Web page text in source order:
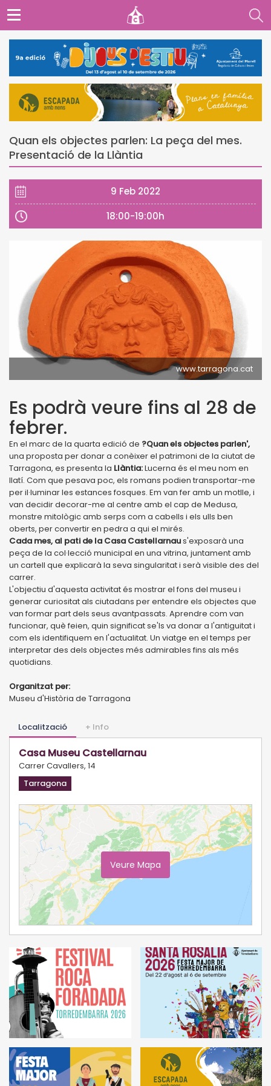
Quan els objectes parlen: La peça del mes.
Presentació de la Llàntia
9 Feb 2022
18:00-19:00h
www.tarragona.cat
Es podrà veure fins al 28 de
febrer.
En el marc de la quarta edició de ?Quan els objectes parlen',
una proposta per donar a conèixer el patrimoni de la ciutat de
Tarragona, es presenta la Llàntia:Lucerna és el meu nom en
llatí. Com que pesava poc, els romans podien transportar-me
per il·luminar les estances fosques. Em van fer amb un motlle, i
van decidir decorar-me al centre amb el cap de Medusa,
monstre mitològic amb serps com a cabells i els ulls ben
oberts, per convertir en pedra a qui el mirés.
Cada mes, al pati de la Casa Castellarnaus'exposarà una
peça de la col·lecció municipal en una vitrina, juntament amb
un cartell que explicarà la seva singularitat i serà visible des del
carrer.
L'objectiu d'aquesta activitat és mostrar el fons del museu i
generar curiositat als ciutadans per entendre els objectes que
van formar part dels seus avantpassats. Aprendre com van
funcionar, què feien, quin significat se'ls va donar a l'antiguitat i
com els identifiquem en l'actualitat. Un viatge en el temps per
interpretar des dels objectes més admirables fins als més
quotidians.
Organitzat per:
Museu d'Història de Tarragona
Localització + Info
Casa Museu Castellarnau
Carrer Cavallers, 14
Tarragona
Veure Mapa